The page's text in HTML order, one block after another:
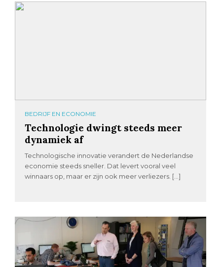
BEDRIJF EN ECONOMIE
Technologie dwingt steeds meer
dynamiek af
Technologische innovatie verandert de Nederlandse
economie steeds sneller. Dat levert vooral veel
winnaars op, maar er zijn ook meer verliezers. […]